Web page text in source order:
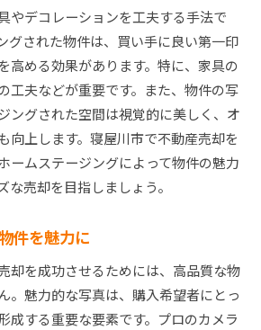
やデコレーションを工夫する手法で
グされた物件は、買い手に良い第一印
高める効果があります。特に、家具の
工夫などが重要です。また、物件の写
ングされた空間は視覚的に美しく、オ
向上します。寝屋川市で不動産売却を
ームステージングによって物件の魅力
な売却を目指しましょう。
件を魅力に
却を成功させるためには、高品質な物
。魅力的な写真は、購入希望者にとっ
成する重要な要素です。プロのカメラ